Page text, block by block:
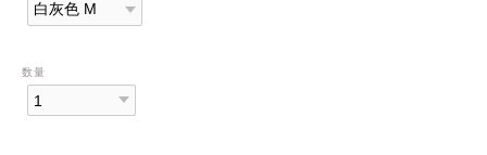
数量